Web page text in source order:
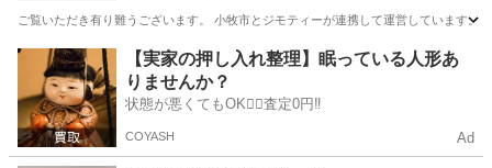
ご覧いただき有り難うございます。 小牧市とジモティーが連携して運営していま
愛知 小牧市 バッグ リユース
【実家の押し入れ整理】眠っている人形あ
りませんか？
状態が悪くてもOK🙆‍♀️査定0円‼️
COYASH Ad